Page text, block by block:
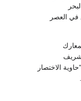
في العصر
الاختصار